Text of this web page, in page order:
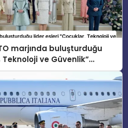
marjında buluşturduğu
ve Güvenlik”